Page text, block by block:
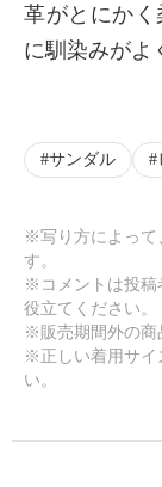
革がとにかく
に馴染みがよ
サンダル
※写り方によって
す。
※コメントは投稿
役立てください。
※販売期間外の商
※正しい着用サイ
い。